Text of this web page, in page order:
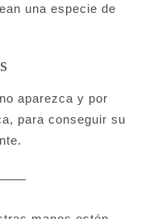
una especie de
aparezca y por
para conseguir su